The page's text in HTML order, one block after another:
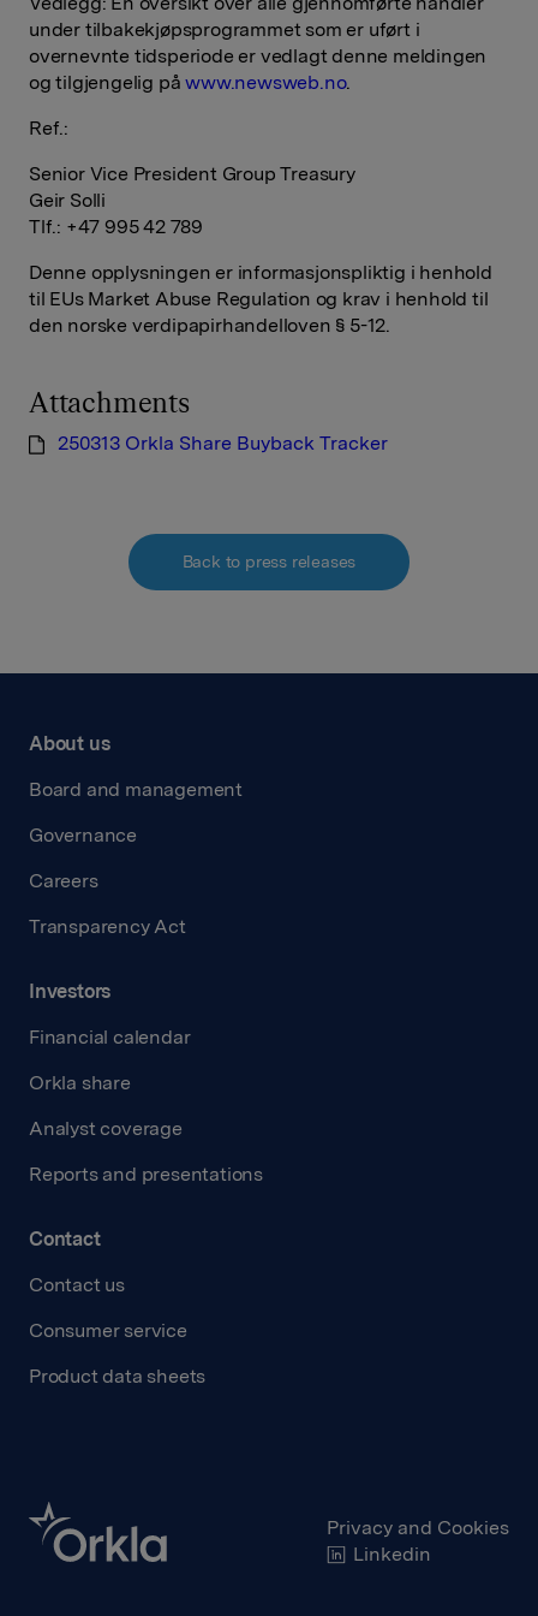
under tilbakekjøpsprogrammet som er uført i
overnevnte tidsperiode er vedlagt denne meldingen
og tilgjengelig påwww.newsweb.no.
Ref.:
Senior Vice President Group Treasury
Geir Solli
Tlf.: +47 995 42 789
Denne opplysningen er informasjonspliktig i henhold
til EUs Market Abuse Regulation og krav i henhold til
den norske verdipapirhandelloven § 5-12.
Attachments
250313 Orkla Share Buyback Tracker
Back to press releases
About us
Board and management
Governance
Careers
Transparency Act
Investors
Financial calendar
Orkla share
Analyst coverage
Reports and presentations
Contact
Contact us
Consumer service
Product data sheets
Privacy and Cookies
Linkedin